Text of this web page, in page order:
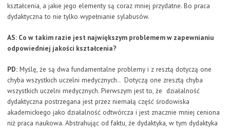
kształcenia, a jakie jego elementy są coraz mniej przydatne. Bo praca
dydaktyczna to nie tylko wypełnianie sylabusów.
AS: Co w takim razie jest największym problemem w zapewnianiu
odpowiedniej jakości kształcenia?
PD: Myślę, że są dwa fundamentalne problemy i z resztą dotyczą one
chyba wszystkich uczelni medycznych.. Dotyczą one zresztą chyba
wszystkich uczelni medycznych. Pierwszym jest to, że działalność
dydaktyczna postrzegana jest przez niemałą część środowiska
akademickiego jako działalność odtwórcza i jest znacznie mniej ceniona
niż praca naukowa. Abstrahując od faktu, że dydaktyka, w tym dydaktyka